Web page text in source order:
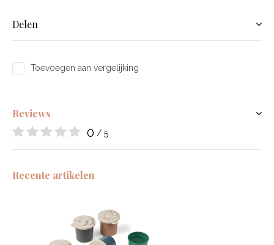
Delen
Toevoegen aan vergelijking
Reviews
0 / 5
Recente artikelen